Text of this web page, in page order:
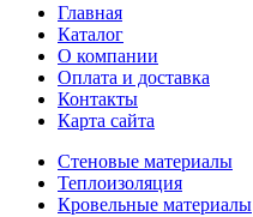
Главная
Каталог
О компании
Оплата и доставка
Контакты
Карта сайта
Стеновые материалы
Теплоизоляция
Кровельные материалы